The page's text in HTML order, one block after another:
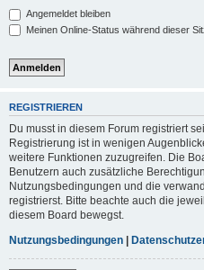
Angemeldet bleiben
Meinen Online-Status während dieser
REGISTRIEREN
Du musst in diesem Forum registriert
Registrierung ist in wenigen
weitere Funktionen zuzugreifen. Die
Benutzern auch zusätzliche
Nutzungsbedingungen und die
registrierst. Bitte beachte auch die
diesem Board bewegst.
Nutzungsbedingungen |